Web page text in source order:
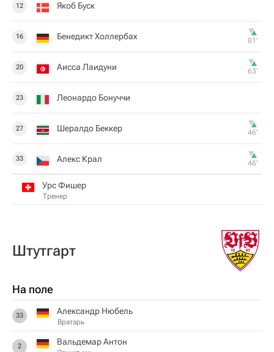
12 Якоб Буск
16 Бенедикт Холлербах 81‎’‎
20 Аисса Лаидуни 63‎’‎
23 Леонардо Бонуччи
27 Шералдо Беккер 46‎’‎
33 Алекс Крал 46‎’‎
Урс Фишер
Тренер
Штутгарт
На поле
33 Александр Нюбель
Вратарь
2 Вальдемар Антон